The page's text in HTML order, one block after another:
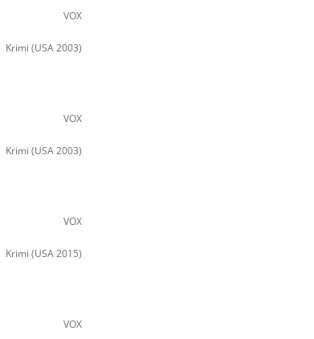
VOX
Krimi (USA 2003)
VOX
Krimi (USA 2003)
VOX
Krimi (USA 2015)
VOX